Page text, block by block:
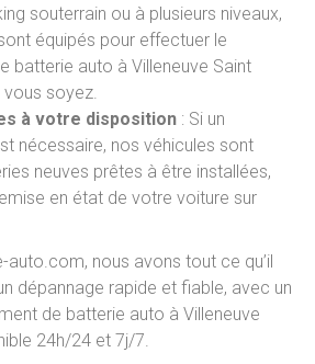
souterrain ou à plusieurs niveaux,
équipés pour effectuer le
batterie auto à Villeneuve Saint
soyez.
à votre disposition : Si un
nécessaire, nos véhicules sont
neuves prêtes à être installées,
en état de votre voiture sur
auto.com, nous avons tout ce qu’il
dépannage rapide et fiable, avec un
de batterie auto à Villeneuve
24h/24 et 7j/7.